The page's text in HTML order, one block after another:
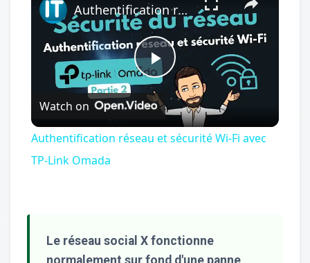
Play
Video
Authentification réseau et sécurité Wi-Fi avec TP-Link Omada
Watch on
Authentification réseau et sécurité Wi-Fi avec
TP-Link Omada
Le réseau social X fonctionne